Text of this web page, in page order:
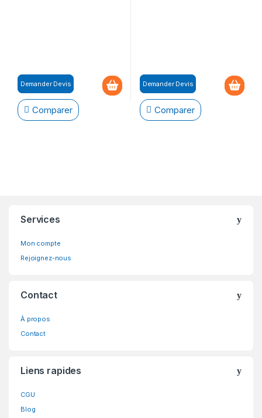
Demander Devis
Comparer
Demander Devis
Comparer
Services
Mon compte
Rejoignez-nous
Contact
À propos
Contact
Liens rapides
CGU
Blog